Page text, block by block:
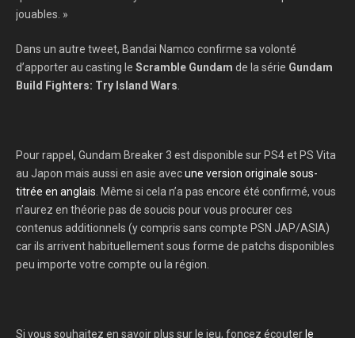
jouables. »
Dans un autre tweet, Bandai Namco confirme sa volonté
d’apporter au casting le Scramble Gundam de la série Gundam
Build Fighters: Try Island Wars
Pour rappel, Gundam Breaker 3 est disponible sur PS4 et PS Vita
au Japon mais aussi en asie avecune version originale sous-
titrée en anglais . Même si cela n’a pas encore été confirmé, vous
n’aurez en théorie pas de soucis pour vous procurer ces
contenus additionnels (y compris sans compte PSN JAP/ASIA)
car ils arrivent habituellement sous forme de patchs disponibles
peu importe votre compte ou la région.
Si vous souhaitez en savoir plus sur le jeu, foncez écouter le